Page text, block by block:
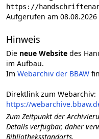
https://
Aufgerufen am 08.08.2026
Hinweis
Die neue Website des
im Aufbau.
Im Webarchiv der BBAW
Direktlink zum Webarchiv:
https://
Zum Zeitpunkt der
Details verfügbar, daher
Bibliotheksstandorts.